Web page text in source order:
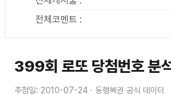
전체코멘트 :
399회 로또 당첨번호 분
추첨일: 2010-07-24 · 동행복권 공식 데이터